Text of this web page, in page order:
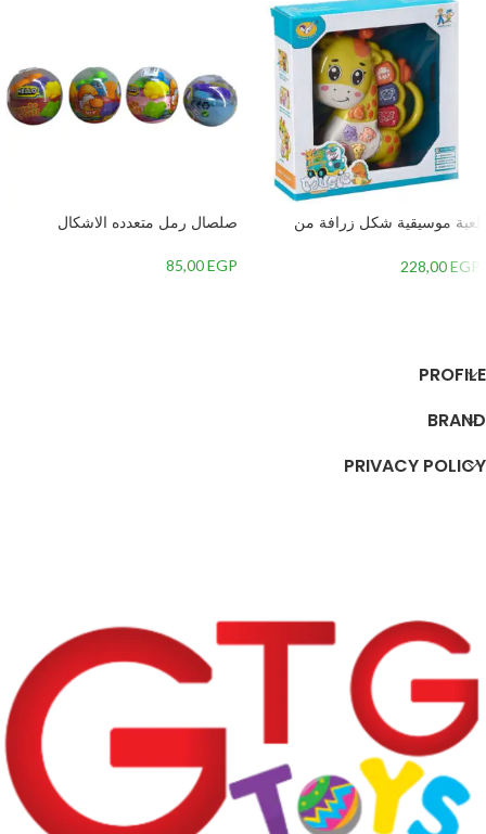
لعبة موسيقية شكل زرافة من
228,00EGP
صلصال رمل متعدده الاشكال
85,00EGP
PROFILE
BRAND
PRIVACY POLICY